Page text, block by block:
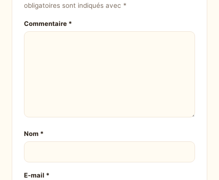
obligatoires sont indiqués avec *
Commentaire *
Nom *
E-mail *